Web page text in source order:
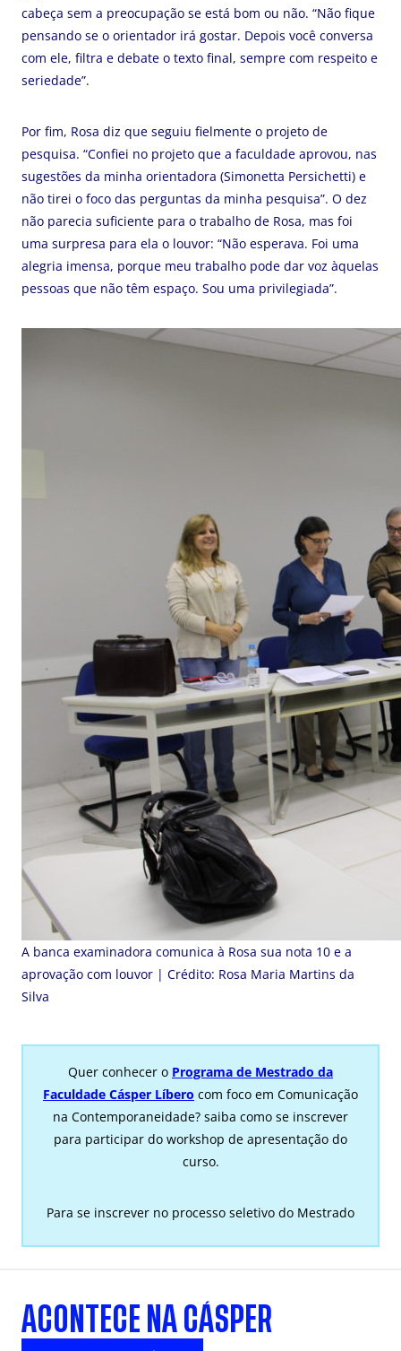
cabeça sem a preocupação se está bom ou não. “Não fique
pensando se o orientador irá gostar. Depois você conversa
com ele, filtra e debate o texto final, sempre com respeito e
seriedade”.
Por fim, Rosa diz que seguiu fielmente o projeto de
pesquisa. “Confiei no projeto que a faculdade aprovou, nas
sugestões da minha orientadora (Simonetta Persichetti) e
não tirei o foco das perguntas da minha pesquisa”. O dez
não parecia suficiente para o trabalho de Rosa, mas foi
uma surpresa para ela o louvor: “Não esperava. Foi uma
alegria imensa, porque meu trabalho pode dar voz àquelas
pessoas que não têm espaço. Sou uma privilegiada”.
A banca examinadora comunica à Rosa sua nota 10 e a
aprovação com louvor | Crédito: Rosa Maria Martins da
Silva
Quer conhecer o Programa de Mestrado da
Faculdade Cásper Líbero com foco em Comunicação
na Contemporaneidade? saiba como se inscrever
para participar do workshop de apresentação do
curso.
Para se inscrever no processo seletivo do Mestrado
ACONTECE NA CÁSPER